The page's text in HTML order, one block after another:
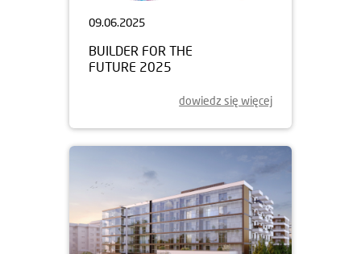
09.06.2025
BUILDER FOR THE
FUTURE 2025
dowiedz się więcej